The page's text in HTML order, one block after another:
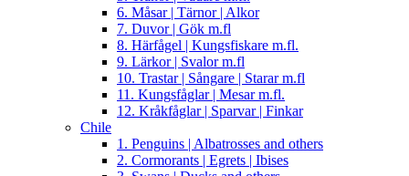
6. Måsar | Tärnor | Alkor
7. Duvor | Gök m.fl
8. Härfågel | Kungsfiskare m.fl.
9. Lärkor | Svalor m.fl
10. Trastar | Sångare | Starar m.fl
11. Kungsfåglar | Mesar m.fl.
12. Kråkfåglar | Sparvar | Finkar
Chile
1. Penguins | Albatrosses and others
2. Cormorants | Egrets | Ibises